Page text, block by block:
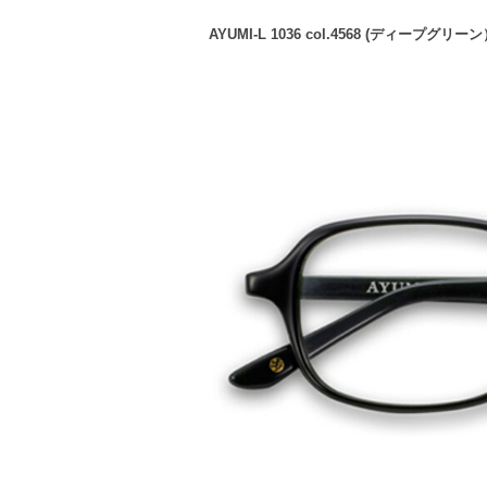
AYUMI-L 1036 col.4568 (ディープグリーン